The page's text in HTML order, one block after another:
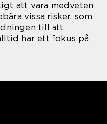
att vara medveten
vissa risker, som
till att
har ett fokus på